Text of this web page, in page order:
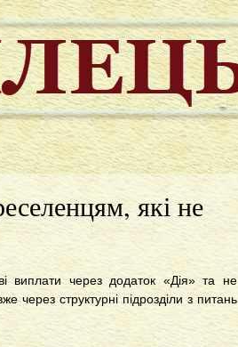
які не
виплати через додаток «Дія» та не
через структурні підрозділи з питань